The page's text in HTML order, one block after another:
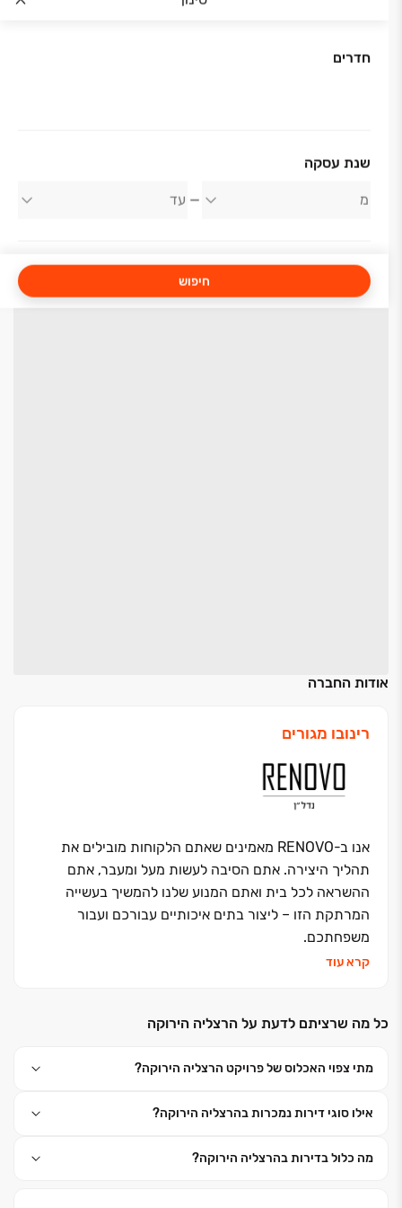
חדרים
שנת עסקה
חיפוש
אודות החברה
רינובו מגורים
אנו ב-RENOVO מאמינים שאתם הלקוחות מובילים את
תהליך היצירה. אתם הסיבה לעשות מעל ומעבר, אתם
ההשראה לכל בית ואתם המנוע שלנו להמשיך בעשייה
המרתקת הזו – ליצור בתים איכותיים עבורכם ועבור
משפחתכם.
רוכשים תפיסת מגורים חדשה, איכותית ובעלת סטנדרטים
ביצוע גבוהה, ובכך תורמים בהכתבת הסטנדרטים העולים
ייחודית ועצמאית הכוללת מתכננים, מהנדסים, אנשי
אחת.כחלק מהתפיסה ההוליסטית של החברה אל מול
קרא עוד
כל מה שרציתם לדעת על הרצליה הירוקה
מתי צפוי האכלוס של פרויקט הרצליה הירוקה?
אילו סוגי דירות נמכרות בהרצליה הירוקה?
מה כלול בדירות בהרצליה הירוקה?